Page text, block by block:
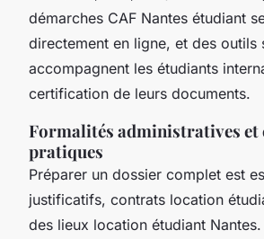
démarches CAF Nantes étudiant
directement en ligne, et des outils
accompagnent les étudiants
certification de leurs documents.
Formalités administratives et
pratiques
Préparer un dossier complet est
justificatifs, contrats location
des lieux location étudiant